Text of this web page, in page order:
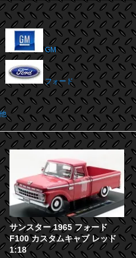
GM
フォード
サンスター 1965 フォード
F100 カスタムキャブ レッド
1:18